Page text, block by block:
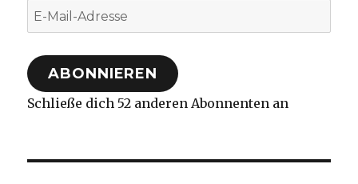
E-
Mail-
Adresse
ABONNIEREN
Schließe dich 52 anderen Abonnenten an